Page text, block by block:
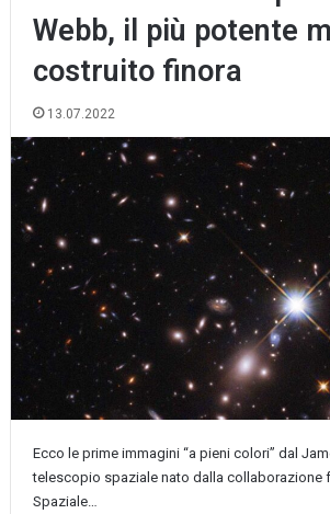
Webb, il più potente
costruito finora
13.07.2022
Ecco le prime immagini “a pieni colori” dal
telescopio spaziale nato dalla collaborazione
Spaziale…